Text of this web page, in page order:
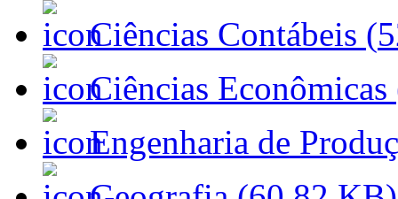
Ciências Contábeis (
Ciências Econômicas
Engenharia de